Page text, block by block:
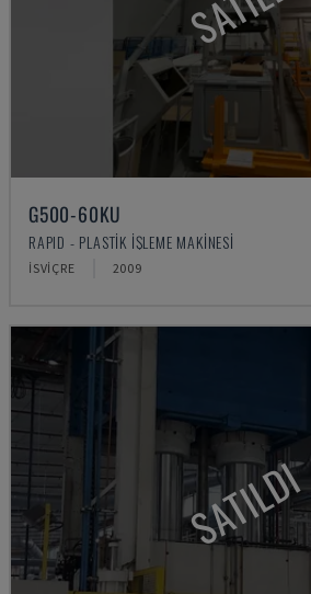
G500-60KU
RAPID - PLASTIK IŞLEME MAKINESI
İSVIÇRE 2009
SATILDI